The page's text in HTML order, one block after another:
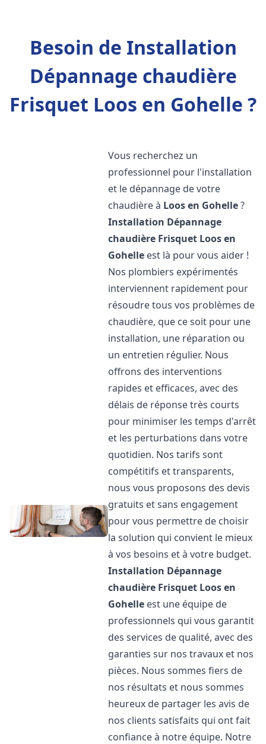
Besoin de Installation
Dépannage chaudière
Frisquet Loos en Gohelle ?
Vous recherchez un
professionnel pour l'installation
et le dépannage de votre
chaudière à Loos en Gohelle?
Installation Dépannage
chaudière Frisquet Loos en
Gohelle est là pour vous aider !
Nos plombiers expérimentés
interviennent rapidement pour
résoudre tous vos problèmes de
chaudière, que ce soit pour une
installation, une réparation ou
un entretien régulier. Nous
offrons des interventions
rapides et efficaces, avec des
délais de réponse très courts
pour minimiser les temps d'arrêt
et les perturbations dans votre
quotidien. Nos tarifs sont
compétitifs et transparents,
nous vous proposons des devis
gratuits et sans engagement
pour vous permettre de choisir
la solution qui convient le mieux
à vos besoins et à votre budget.
Installation Dépannage
chaudière Frisquet Loos en
Gohelle est une équipe de
professionnels qui vous garantit
des services de qualité, avec des
garanties sur nos travaux et nos
pièces. Nous sommes fiers de
nos résultats et nous sommes
heureux de partager les avis de
nos clients satisfaits qui ont fait
confiance à notre équipe. Notre